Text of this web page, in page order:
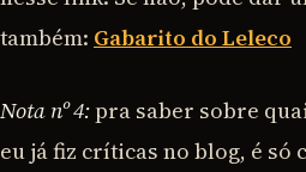
também: Gabarito do Leleco
Nota nº 4: pra saber sobre
eu já fiz críticas no blog, é só